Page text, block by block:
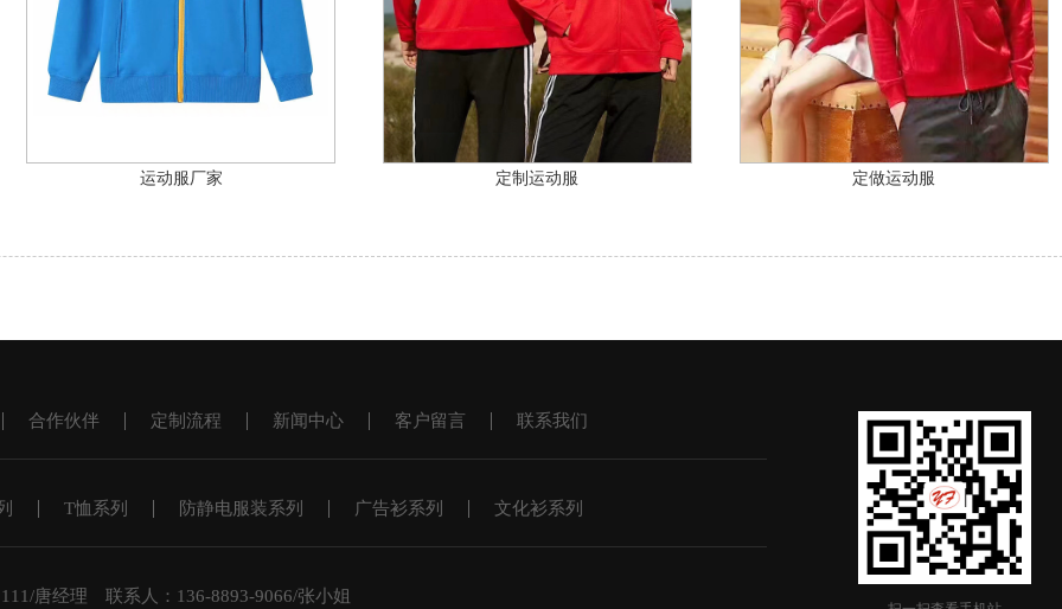
运动服厂家 定制运动服 定做运动服
合作伙伴 定制流程 新闻中心 客户留言 联系我们
T恤系列 防静电服装系列 广告衫系列 文化衫系列
唐经理 联系人：136-8893-9066/张小姐